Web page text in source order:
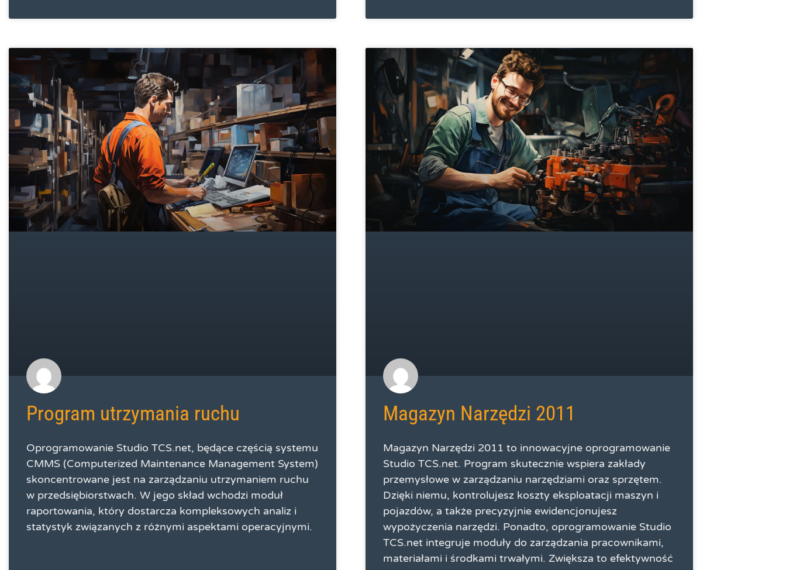
Program utrzymania ruchu
Oprogramowanie Studio TCS.net, będące częścią systemu
CMMS (Computerized Maintenance Management System)
skoncentrowane jest na zarządzaniu utrzymaniem ruchu
w przedsiębiorstwach. W jego skład wchodzi moduł
raportowania, który dostarcza kompleksowych analiz i
statystyk związanych z różnymi aspektami operacyjnymi.
Magazyn Narzędzi 2011
Magazyn Narzędzi 2011 to innowacyjne oprogramowanie
Studio TCS.net. Program skutecznie wspiera zakłady
przemysłowe w zarządzaniu narzędziami oraz sprzętem.
Dzięki niemu, kontrolujesz koszty eksploatacji maszyn i
pojazdów, a także precyzyjnie ewidencjonujesz
wypożyczenia narzędzi. Ponadto, oprogramowanie Studio
TCS.net integruje moduły do zarządzania pracownikami,
materiałami i środkami trwałymi. Zwiększa to efektywność